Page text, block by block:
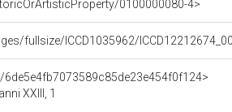
0100000080-4>
fullsize/ICCD1035962/
XXIII, 1